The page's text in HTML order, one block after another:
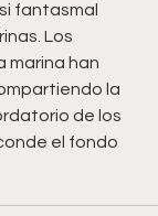
fantasmal
Los
marina han
la
de los
el fondo